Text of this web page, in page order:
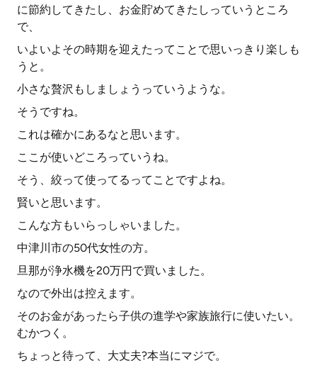
に節約してきたし、お金貯めてきたしっていうところ
で、
いよいよその時期を迎えたってことで思いっきり楽しも
うと。
小さな贅沢もしましょうっていうような。
そうですね。
これは確かにあるなと思います。
ここが使いどころっていうね。
そう、絞って使ってるってことですよね。
賢いと思います。
こんな方もいらっしゃいました。
中津川市の50代女性の方。
旦那が浄水機を20万円で買いました。
なので外出は控えます。
そのお金があったら子供の進学や家族旅行に使いたい。
むかつく。
ちょっと待って、大丈夫?本当にマジで。